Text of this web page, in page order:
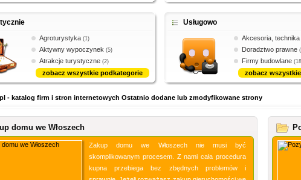
Agroturystyka (1)
Aktywny wypoczynek (5)
Atrakcje turystyczne (2)
zobacz wszystkie podkategorie
Usługowo
Akcesoria, technika
Doradztwo prawne
Firmy budowlane
zobacz
- katalog firm i stron internetowych Ostatnio dodane lub zmodyfikowane strony
domu we Włoszech
Zakup domu we Włoszech nie musi być
skomplikowanym procesem. Z nami cała procedura
kupna przebiega bez zbędnych problemów i